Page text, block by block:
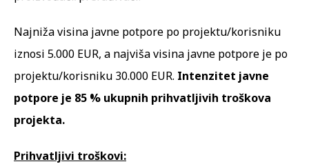
Najniža visina javne potpore po projektu/korisniku
iznosi 5.000 EUR, a najviša visina javne potpore je po
projektu/korisniku 30.000 EUR. Intenzitet javne
potpore je 85 % ukupnih prihvatljivih troškova
projekta.
Prihvatljivi troškovi: